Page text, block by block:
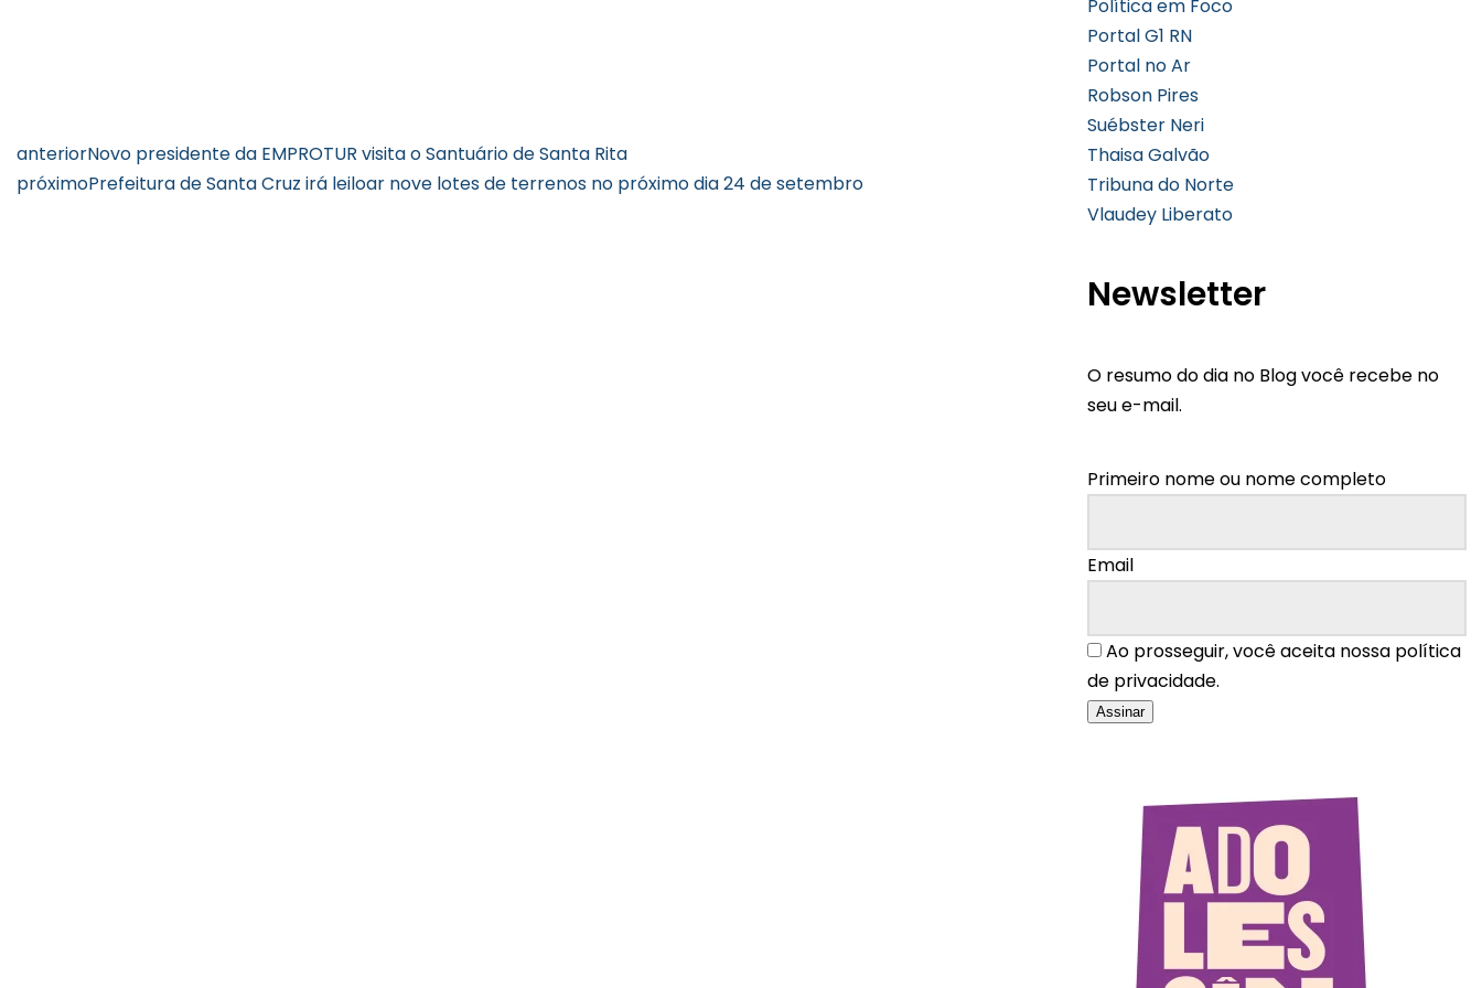
anteriorNovo presidente da EMPROTUR visita o Santuário de Santa Rita
próximoPrefeitura de Santa Cruz irá leiloar nove lotes de terrenos no próximo dia 24 de setembro
Política em Foco
Portal G1 RN
Portal no Ar
Robson Pires
Suébster Neri
Thaisa Galvão
Tribuna do Norte
Vlaudey Liberato
Newsletter
O resumo do dia no Blog você recebe no
seu e-mail.
Primeiro nome ou nome completo
Email
Ao prosseguir, você aceita nossa política
de privacidade.